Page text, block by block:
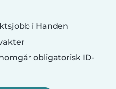
i Handen
obligatorisk ID-